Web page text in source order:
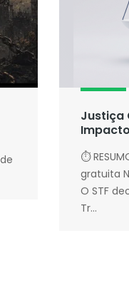
Justiça
⏱
gratuita
O STF
Tr...